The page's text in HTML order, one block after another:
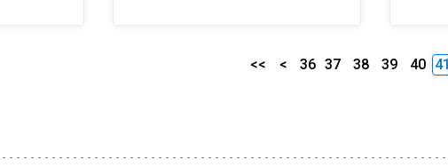
<< < 36 37 38 39 40 41